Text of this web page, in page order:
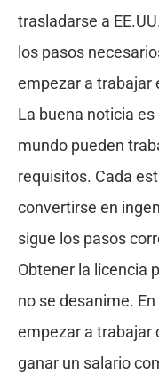
trasladarse a
los pasos
empezar a trabajar
La buena noticia es
mundo pueden
requisitos. Cada
convertirse en
sigue los pasos
Obtener la licencia
no se desanime.
empezar a trabajar
ganar un salario